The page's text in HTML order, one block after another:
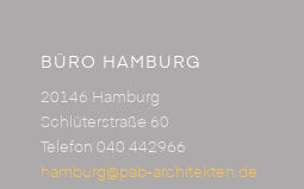
BÜRO HAMBURG
20146 Hamburg
Schlüterstraße 60
Telefon 040 442966
hamburg@pab-architekten.de